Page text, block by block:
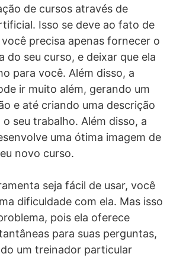
de cursos através de
Isso se deve ao fato de
precisa apenas fornecer o
do seu curso, e deixar que ela
para você. Além disso, a
ir muito além, gerando um
e até criando uma descrição
seu trabalho. Além disso, a
uma ótima imagem de
novo curso.
seja fácil de usar, você
dificuldade com ela. Mas isso
pois ela oferece
para suas perguntas,
um treinador particular